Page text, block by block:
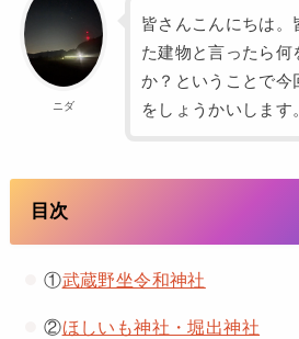
ニダ
皆さんこんにちは。
た建物と言ったら何
か？ということで今
をしょうかいします
目次
①武蔵野坐令和神社
②ほしいも神社・堀出神社